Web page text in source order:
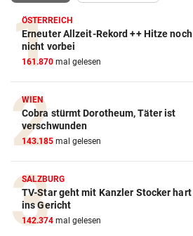
ÖSTERREICH
Erneuter Allzeit-Rekord ++ Hitze noch
nicht vorbei
161.870 mal gelesen
WIEN
Cobra stürmt Dorotheum, Täter ist
verschwunden
143.185 mal gelesen
SALZBURG
TV-Star geht mit Kanzler Stocker hart
ins Gericht
142.374 mal gelesen